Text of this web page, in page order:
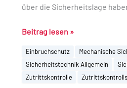
über die Sicherheitslage
Beitrag lesen »
Einbruchschutz
Mechanische
Sicherheitstechnik Allgemein
Zutrittskontrolle